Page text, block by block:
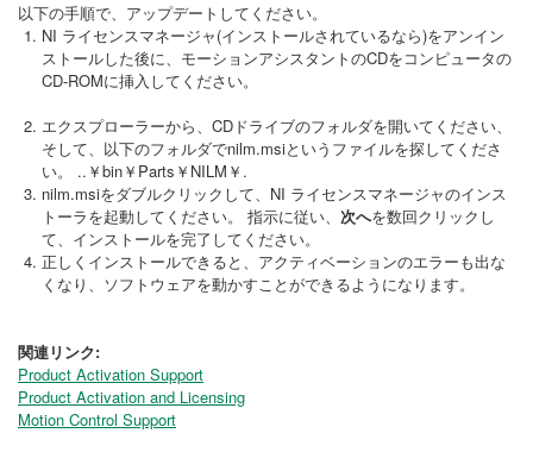
以下の手順で、アップデートしてください。
NI ライセンスマネージャ(インストールされているなら)をアンイン
ストールした後に、モーションアシスタントのCDをコンピュータの
CD-ROMに挿入してください。
エクスプローラーから、CDドライブのフォルダを開いてください、
そして、以下のフォルダでnilm.msiというファイルを探してくださ
い。 ..￥bin￥Parts￥NILM￥.
nilm.msiをダブルクリックして、NI ライセンスマネージャのインス
トーラを起動してください。 指示に従い、 次へを数回クリックし
て、インストールを完了してください。
正しくインストールできると、アクティベーションのエラーも出な
くなり、ソフトウェアを動かすことができるようになります。
関連リンク:
Product Activation Support
Product Activation and Licensing
Motion Control Support